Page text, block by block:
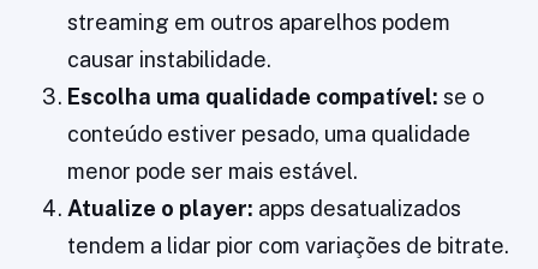
streaming em outros aparelhos podem
causar instabilidade.
Escolha uma qualidade compatível: se o
conteúdo estiver pesado, uma qualidade
menor pode ser mais estável.
Atualize o player: apps desatualizados
tendem a lidar pior com variações de bitrate.